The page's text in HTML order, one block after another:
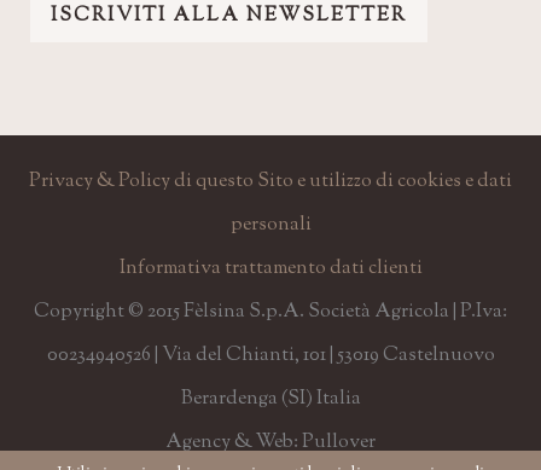
ISCRIVITI ALLA NEWSLETTER
Privacy & Policy di questo Sito e utilizzo di cookies e dati
personali
Informativa trattamento dati clienti
Copyright © 2015 Fèlsina S.p.A. Società Agricola | P.Iva:
00234940526 | Via del Chianti, 101 | 53019 Castelnuovo
Berardenga (SI) Italia
Agency & Web: Pullover